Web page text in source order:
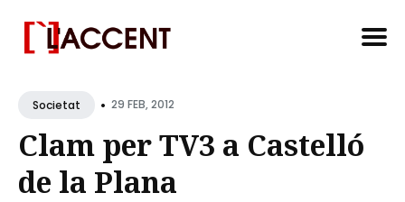
for
Blog
Societat • 29 FEB, 2012
Clam per TV3 a Castelló
de la Plana